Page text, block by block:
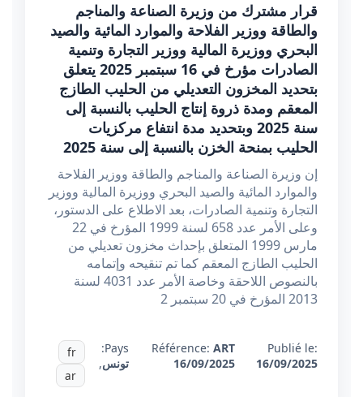
قرار مشترك من وزيرة الصناعة والمناجم
والطاقة ووزير الفلاحة والموارد المائية والصيد
البحري ووزيرة المالية ووزير التجارة وتنمية
الصادرات مؤرخ في 16 سبتمبر 2025 يتعلق
بتحديد المخزون التعديلي من الحليب الطازج
المعقم ومدة ذروة إنتاج الحليب بالنسبة إلى
سنة 2025 وبتحديد مدة انتفاع مركزيات
الحليب بمنحة الخزن بالنسبة إلى سنة 2025
إن وزيرة الصناعة والمناجم والطاقة ووزير الفلاحة
والموارد المائية والصيد البحري ووزيرة المالية ووزير
التجارة وتنمية الصادرات، بعد الاطلاع على الدستور،
وعلى الأمر عدد 658 لسنة 1999 المؤرخ في 22
مارس 1999 المتعلق بإحداث مخزون تعديلي من
الحليب الطازج المعقم كما تم تنقيحه وإتمامه
بالنصوص اللاحقة وخاصة الأمر عدد 4031 لسنة
2013 المؤرخ في 20 سبتمبر 2
Publié le:
16/09/2025
Référence:ART
16/09/2025
Pays:
تونس,
fr
ar